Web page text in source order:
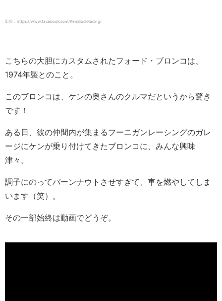
出典：https://www.facebook.com/KenBlockRacing/
こちらの大胆にカスタムされたフォード・ブロンコは、
1974年製とのこと。
このブロンコは、ケンの奥さんのクルマだというから驚き
です！
ある日、彼の仲間内が集まるフーニガンレーシングのガレ
ージにケンが乗り付けてきたブロンコに、みんな興味
津々。
調子にのってバーンナウトさせすぎて、車を燃やしてしま
います（笑）。
その一部始終は動画でどうぞ。